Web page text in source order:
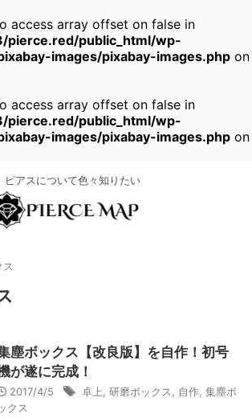
access array offset on false in
pierce.red/public_html/wp-
images/pixabay-images.php on
access array offset on false in
pierce.red/public_html/wp-
images/pixabay-images.php on
ピアスについて色々知りたい
塵ボックス【改良版】を自作！初号
が遂に完成！
2017/4/5 卓上 研磨ボックス 自作 集塵ボ
クス